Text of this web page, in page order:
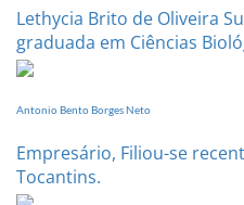
Lethycia Brito de Oliveira
graduada em Ciências
Antonio Bento Borges Neto
Empresário, Filiou-se
Tocantins.